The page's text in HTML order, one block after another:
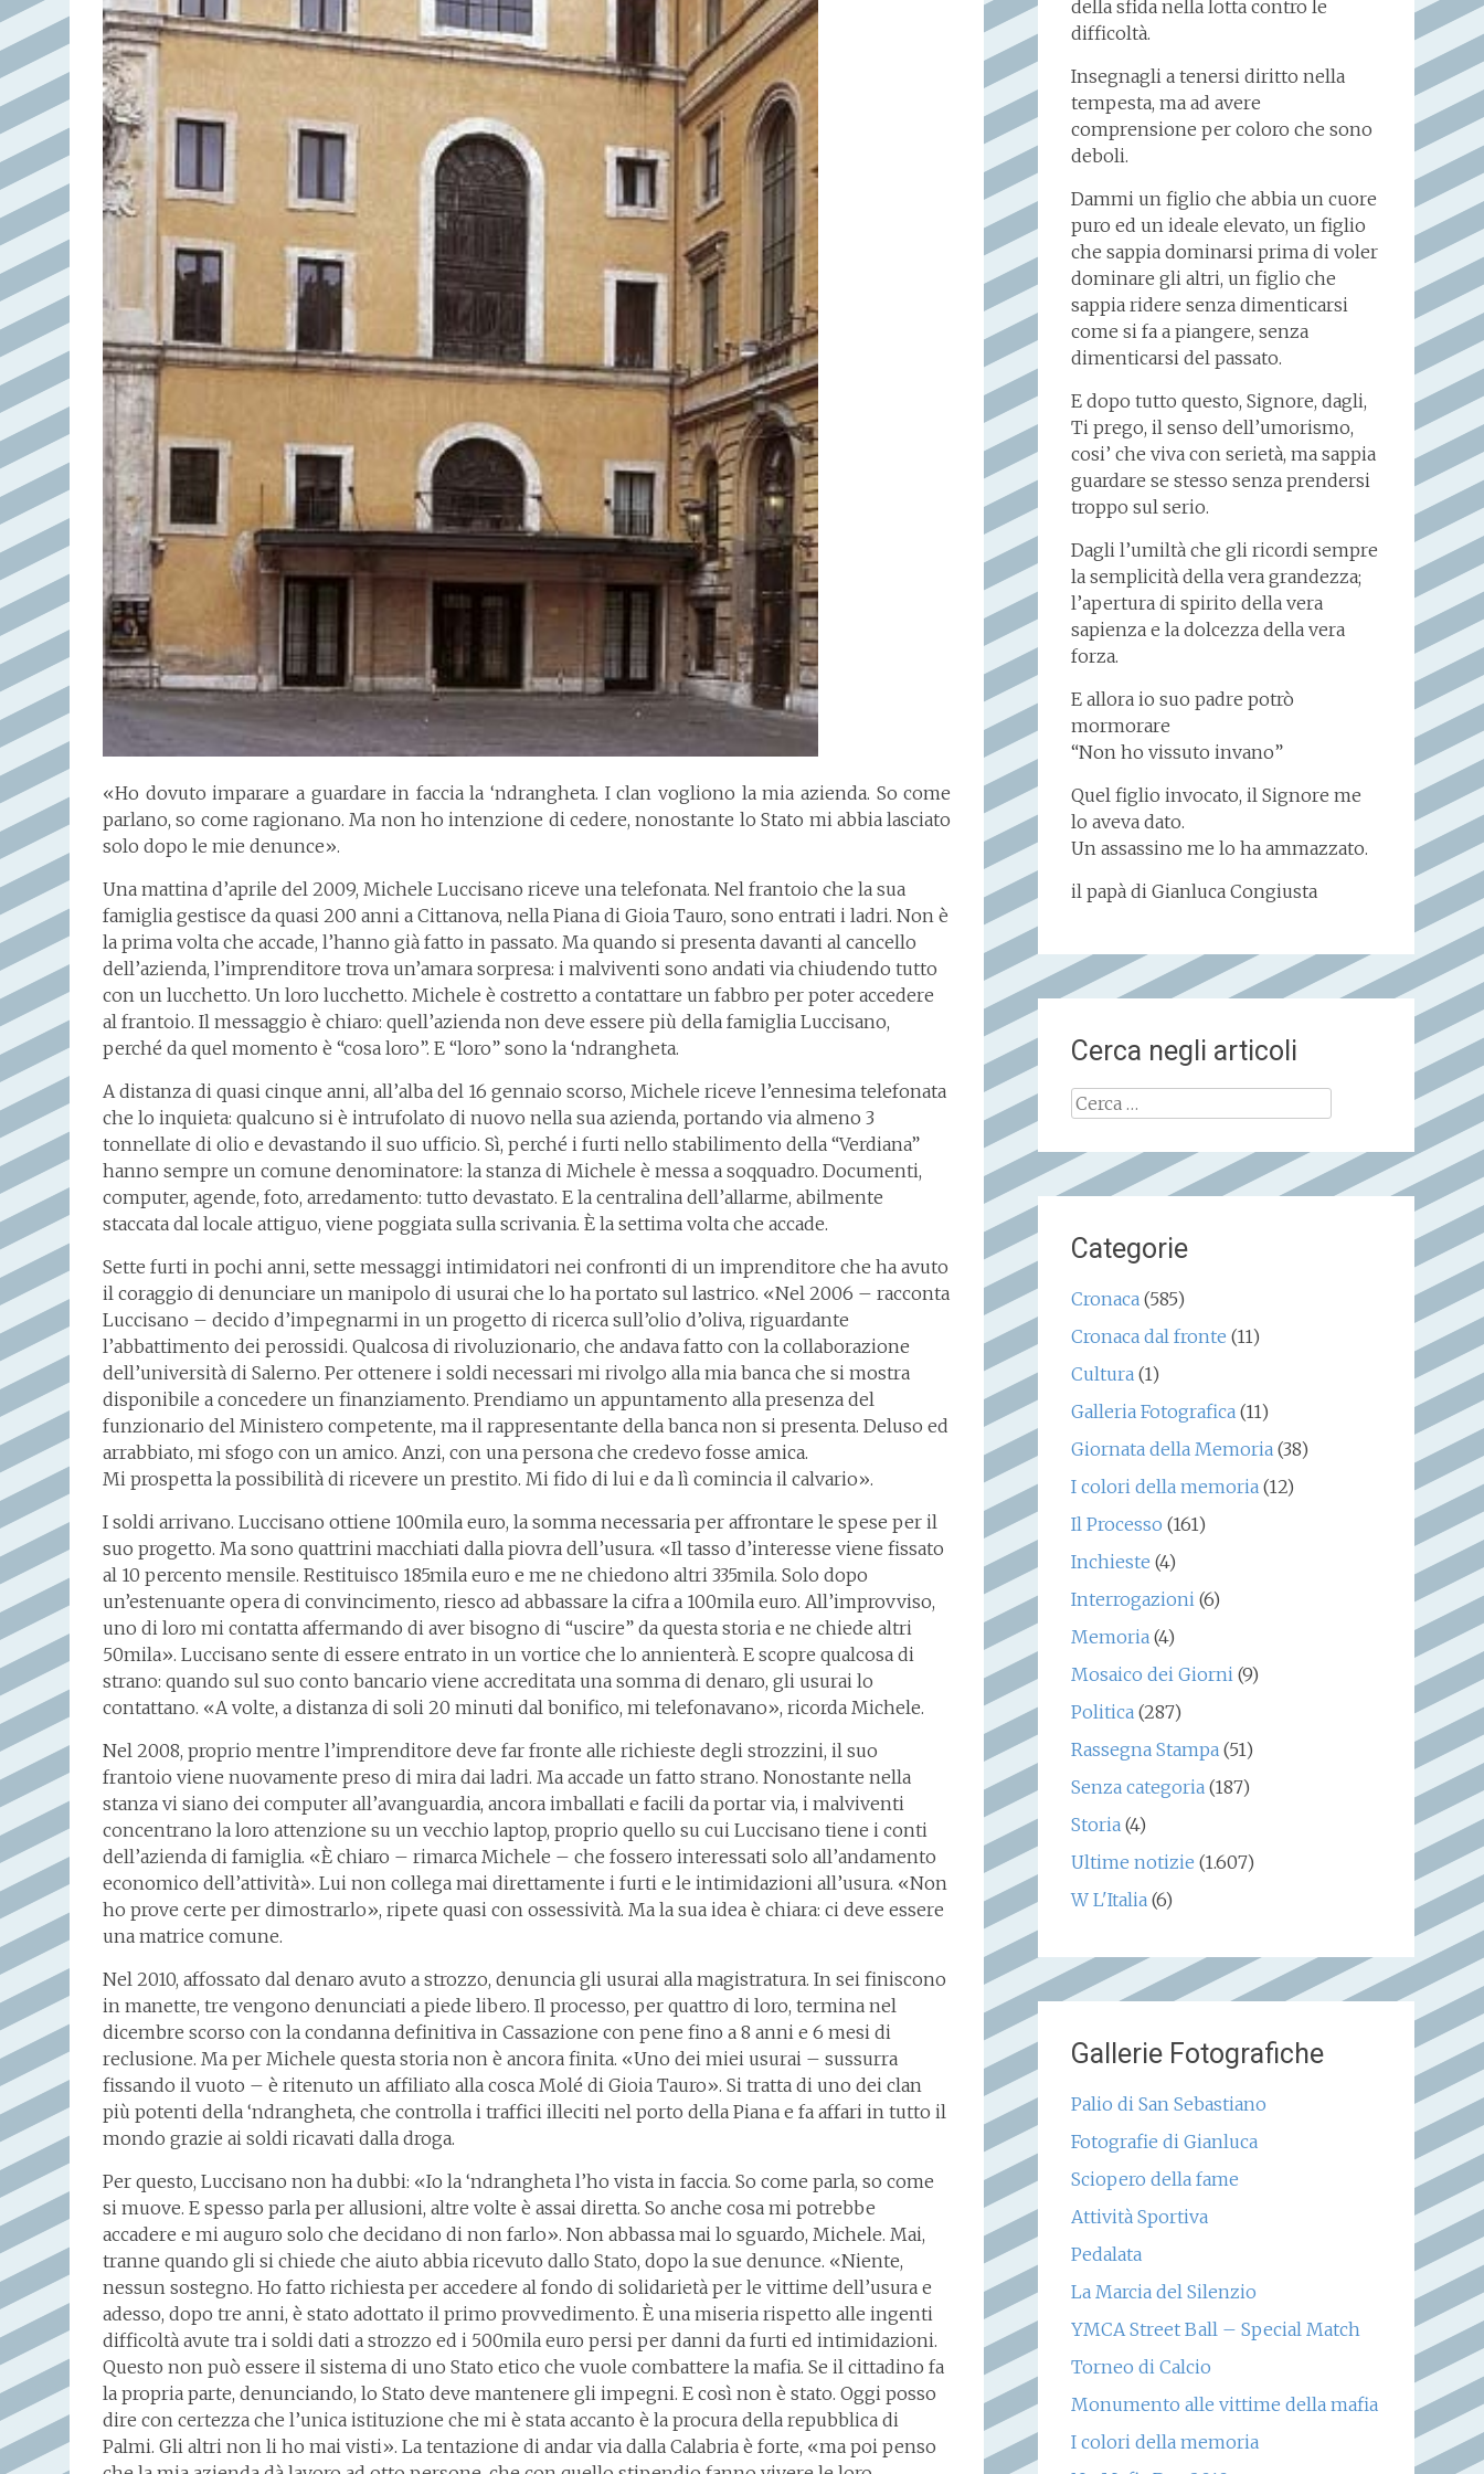
«Ho dovuto imparare a guardare in faccia la ‘ndrangheta. I clan vogliono la mia azienda. So come
parlano, so come ragionano. Ma non ho intenzione di cedere, nonostante lo Stato mi abbia lasciato
solo dopo le mie denunce».
Una mattina d’aprile del 2009, Michele Luccisano riceve una telefonata. Nel frantoio che la sua
famiglia gestisce da quasi 200 anni a Cittanova, nella Piana di Gioia Tauro, sono entrati i ladri. Non è
la prima volta che accade, l’hanno già fatto in passato. Ma quando si presenta davanti al cancello
dell’azienda, l’imprenditore trova un’amara sorpresa: i malviventi sono andati via chiudendo tutto
con un lucchetto. Un loro lucchetto. Michele è costretto a contattare un fabbro per poter accedere
al frantoio. Il messaggio è chiaro: quell’azienda non deve essere più della famiglia Luccisano,
perché da quel momento è “cosa loro”. E “loro” sono la ‘ndrangheta.
A distanza di quasi cinque anni, all’alba del 16 gennaio scorso, Michele riceve l’ennesima telefonata
che lo inquieta: qualcuno si è intrufolato di nuovo nella sua azienda, portando via almeno 3
tonnellate di olio e devastando il suo ufficio. Sì, perché i furti nello stabilimento della “Verdiana”
hanno sempre un comune denominatore: la stanza di Michele è messa a soqquadro. Documenti,
computer, agende, foto, arredamento: tutto devastato. E la centralina dell’allarme, abilmente
staccata dal locale attiguo, viene poggiata sulla scrivania. È la settima volta che accade.
Sette furti in pochi anni, sette messaggi intimidatori nei confronti di un imprenditore che ha avuto
il coraggio di denunciare un manipolo di usurai che lo ha portato sul lastrico. «Nel 2006 – racconta
Luccisano – decido d’impegnarmi in un progetto di ricerca sull’olio d’oliva, riguardante
l’abbattimento dei perossidi. Qualcosa di rivoluzionario, che andava fatto con la collaborazione
dell’università di Salerno. Per ottenere i soldi necessari mi rivolgo alla mia banca che si mostra
disponibile a concedere un finanziamento. Prendiamo un appuntamento alla presenza del
funzionario del Ministero competente, ma il rappresentante della banca non si presenta. Deluso ed
arrabbiato, mi sfogo con un amico. Anzi, con una persona che credevo fosse amica.
Mi prospetta la possibilità di ricevere un prestito. Mi fido di lui e da lì comincia il calvario».
I soldi arrivano. Luccisano ottiene 100mila euro, la somma necessaria per affrontare le spese per il
suo progetto. Ma sono quattrini macchiati dalla piovra dell’usura. «Il tasso d’interesse viene fissato
al 10 percento mensile. Restituisco 185mila euro e me ne chiedono altri 335mila. Solo dopo
un’estenuante opera di convincimento, riesco ad abbassare la cifra a 100mila euro. All’improvviso,
uno di loro mi contatta affermando di aver bisogno di “uscire” da questa storia e ne chiede altri
50mila». Luccisano sente di essere entrato in un vortice che lo annienterà. E scopre qualcosa di
strano: quando sul suo conto bancario viene accreditata una somma di denaro, gli usurai lo
contattano. «A volte, a distanza di soli 20 minuti dal bonifico, mi telefonavano», ricorda Michele.
Nel 2008, proprio mentre l’imprenditore deve far fronte alle richieste degli strozzini, il suo
frantoio viene nuovamente preso di mira dai ladri. Ma accade un fatto strano. Nonostante nella
stanza vi siano dei computer all’avanguardia, ancora imballati e facili da portar via, i malviventi
concentrano la loro attenzione su un vecchio laptop, proprio quello su cui Luccisano tiene i conti
dell’azienda di famiglia. «È chiaro – rimarca Michele – che fossero interessati solo all’andamento
economico dell’attività». Lui non collega mai direttamente i furti e le intimidazioni all’usura. «Non
ho prove certe per dimostrarlo», ripete quasi con ossessività. Ma la sua idea è chiara: ci deve essere
una matrice comune.
Nel 2010, affossato dal denaro avuto a strozzo, denuncia gli usurai alla magistratura. In sei finiscono
in manette, tre vengono denunciati a piede libero. Il processo, per quattro di loro, termina nel
dicembre scorso con la condanna definitiva in Cassazione con pene fino a 8 anni e 6 mesi di
reclusione. Ma per Michele questa storia non è ancora finita. «Uno dei miei usurai – sussurra
fissando il vuoto – è ritenuto un affiliato alla cosca Molé di Gioia Tauro». Si tratta di uno dei clan
più potenti della ‘ndrangheta, che controlla i traffici illeciti nel porto della Piana e fa affari in tutto il
mondo grazie ai soldi ricavati dalla droga.
Per questo, Luccisano non ha dubbi: «Io la ‘ndrangheta l’ho vista in faccia. So come parla, so come
si muove. E spesso parla per allusioni, altre volte è assai diretta. So anche cosa mi potrebbe
accadere e mi auguro solo che decidano di non farlo». Non abbassa mai lo sguardo, Michele. Mai,
tranne quando gli si chiede che aiuto abbia ricevuto dallo Stato, dopo la sue denunce. «Niente,
nessun sostegno. Ho fatto richiesta per accedere al fondo di solidarietà per le vittime dell’usura e
adesso, dopo tre anni, è stato adottato il primo provvedimento. È una miseria rispetto alle ingenti
difficoltà avute tra i soldi dati a strozzo ed i 500mila euro persi per danni da furti ed intimidazioni.
Questo non può essere il sistema di uno Stato etico che vuole combattere la mafia. Se il cittadino fa
la propria parte, denunciando, lo Stato deve mantenere gli impegni. E così non è stato. Oggi posso
dire con certezza che l’unica istituzione che mi è stata accanto è la procura della repubblica di
Palmi. Gli altri non li ho mai visti». La tentazione di andar via dalla Calabria è forte, «ma poi penso
della sfida nella lotta contro le
difficoltà.
Insegnagli a tenersi diritto nella
tempesta, ma ad avere
comprensione per coloro che sono
deboli.
Dammi un figlio che abbia un cuore
puro ed un ideale elevato, un figlio
che sappia dominarsi prima di voler
dominare gli altri, un figlio che
sappia ridere senza dimenticarsi
come si fa a piangere, senza
dimenticarsi del passato.
E dopo tutto questo, Signore, dagli,
Ti prego, il senso dell’umorismo,
cosi’ che viva con serietà, ma sappia
guardare se stesso senza prendersi
troppo sul serio.
Dagli l’umiltà che gli ricordi sempre
la semplicità della vera grandezza;
l’apertura di spirito della vera
sapienza e la dolcezza della vera
forza.
E allora io suo padre potrò
mormorare
“Non ho vissuto invano”
Quel figlio invocato, il Signore me
lo aveva dato.
Un assassino me lo ha ammazzato.
il papà di Gianluca Congiusta
Cerca negli articoli
Ricerca
Categorie
Cronaca(585)
Cronaca dal fronte (11)
Cultura(1)
Galleria Fotografica(11)
Giornata della Memoria(38)
I colori della memoria(12)
Il Processo (161)
Inchieste (4)
Interrogazioni(6)
Memoria(4)
Mosaico dei Giorni(9)
Politica(287)
Rassegna Stampa(51)
Senza categoria(187)
Storia(4)
Ultime notizie (1.607)
W L'Italia(6)
Gallerie Fotografiche
Palio di San Sebastiano
Fotografie di Gianluca
Sciopero della fame
Attività Sportiva
Pedalata
La Marcia del Silenzio
YMCA Street Ball – Special Match
Torneo di Calcio
Monumento alle vittime della mafia
I colori della memoria